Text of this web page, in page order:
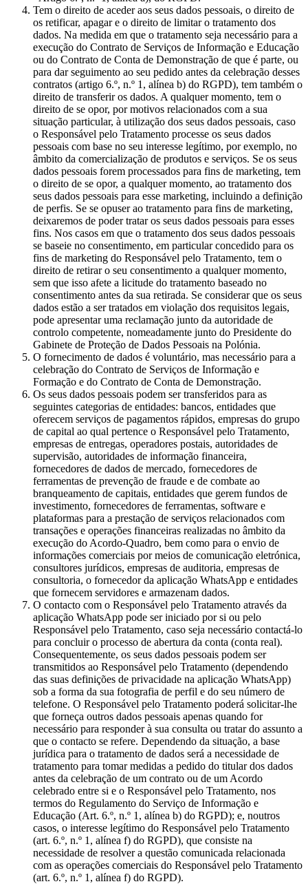
Tem o direito de aceder aos seus dados pessoais, o direito de
os retificar, apagar e o direito de limitar o tratamento dos
dados. Na medida em que o tratamento seja necessário para a
execução do Contrato de Serviços de Informação e Educação
ou do Contrato de Conta de Demonstração de que é parte, ou
para dar seguimento ao seu pedido antes da celebração desses
contratos (artigo 6.º, n.º 1, alínea b) do RGPD), tem também o
direito de transferir os dados. A qualquer momento, tem o
direito de se opor, por motivos relacionados com a sua
situação particular, à utilização dos seus dados pessoais, caso
o Responsável pelo Tratamento processe os seus dados
pessoais com base no seu interesse legítimo, por exemplo, no
âmbito da comercialização de produtos e serviços. Se os seus
dados pessoais forem processados para fins de marketing, tem
o direito de se opor, a qualquer momento, ao tratamento dos
seus dados pessoais para esse marketing, incluindo a definição
de perfis. Se se opuser ao tratamento para fins de marketing,
deixaremos de poder tratar os seus dados pessoais para esses
fins. Nos casos em que o tratamento dos seus dados pessoais
se baseie no consentimento, em particular concedido para os
fins de marketing do Responsável pelo Tratamento, tem o
direito de retirar o seu consentimento a qualquer momento,
sem que isso afete a licitude do tratamento baseado no
consentimento antes da sua retirada. Se considerar que os seus
dados estão a ser tratados em violação dos requisitos legais,
pode apresentar uma reclamação junto da autoridade de
controlo competente, nomeadamente junto do Presidente do
Gabinete de Proteção de Dados Pessoais na Polónia.
O fornecimento de dados é voluntário, mas necessário para a
celebração do Contrato de Serviços de Informação e
Formação e do Contrato de Conta de Demonstração.
Os seus dados pessoais podem ser transferidos para as
seguintes categorias de entidades: bancos, entidades que
oferecem serviços de pagamentos rápidos, empresas do grupo
de capital ao qual pertence o Responsável pelo Tratamento,
empresas de entregas, operadores postais, autoridades de
supervisão, autoridades de informação financeira,
fornecedores de dados de mercado, fornecedores de
ferramentas de prevenção de fraude e de combate ao
branqueamento de capitais, entidades que gerem fundos de
investimento, fornecedores de ferramentas, software e
plataformas para a prestação de serviços relacionados com
transações e operações financeiras realizadas no âmbito da
execução do Acordo-Quadro, bem como para o envio de
informações comerciais por meios de comunicação eletrónica,
consultores jurídicos, empresas de auditoria, empresas de
consultoria, o fornecedor da aplicação WhatsApp e entidades
que fornecem servidores e armazenam dados.
O contacto com o Responsável pelo Tratamento através da
aplicação WhatsApp pode ser iniciado por si ou pelo
Responsável pelo Tratamento, caso seja necessário contactá-lo
para concluir o processo de abertura da conta (conta real).
Consequentemente, os seus dados pessoais podem ser
transmitidos ao Responsável pelo Tratamento (dependendo
das suas definições de privacidade na aplicação WhatsApp)
sob a forma da sua fotografia de perfil e do seu número de
telefone. O Responsável pelo Tratamento poderá solicitar-lhe
que forneça outros dados pessoais apenas quando for
necessário para responder à sua consulta ou tratar do assunto a
que o contacto se refere. Dependendo da situação, a base
jurídica para o tratamento de dados será a necessidade de
tratamento para tomar medidas a pedido do titular dos dados
antes da celebração de um contrato ou de um Acordo
celebrado entre si e o Responsável pelo Tratamento, nos
termos do Regulamento do Serviço de Informação e
Educação (Art. 6.º, n.º 1, alínea b) do RGPD); e, noutros
casos, o interesse legítimo do Responsável pelo Tratamento
(art. 6.º, n.º 1, alínea f) do RGPD), que consiste na
necessidade de resolver a questão comunicada relacionada
com as operações comerciais do Responsável pelo Tratamento
(art. 6.º, n.º 1, alínea f) do RGPD).